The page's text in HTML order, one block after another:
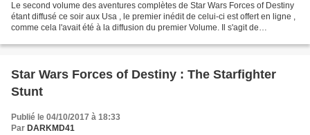
Le second volume des aventures complètes de Star Wars Forces of Destiny
étant diffusé ce soir aux Usa , le premier inédit de celui-ci est offert en ligne ,
comme cela l'avait été à la diffusion du premier Volume. Il s'agit de
Star Wars Forces of Destiny : The Starfighter
Stunt
Publié le 04/10/2017 à 18:33
Par DARKMD41